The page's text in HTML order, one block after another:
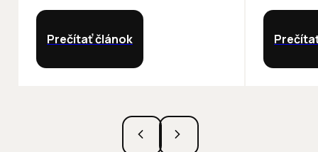
Prečítať článok